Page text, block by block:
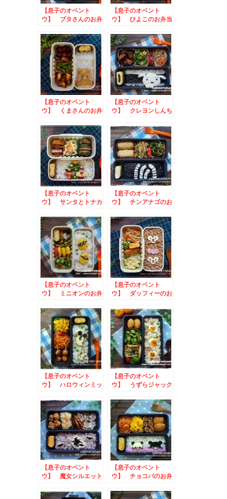
【息子のオベント
ウ】 ブタさんのお弁
【息子のオベント
ウ】 ひよこのお弁当
【息子のオベント
ウ】 くまさんのお弁
【息子のオベント
ウ】 クレヨンしんち
【息子のオベント
ウ】 サンタとトナカ
【息子のオベント
ウ】 チンアナゴのお
【息子のオベント
ウ】 ミニオンのお弁
【息子のオベント
ウ】 ダッフィーのお
【息子のオベント
ウ】 ハロウィンミッ
【息子のオベント
ウ】 うずらジャック
【息子のオベント
ウ】 魔女シルエット
【息子のオベント
ウ】 チョコパのお弁